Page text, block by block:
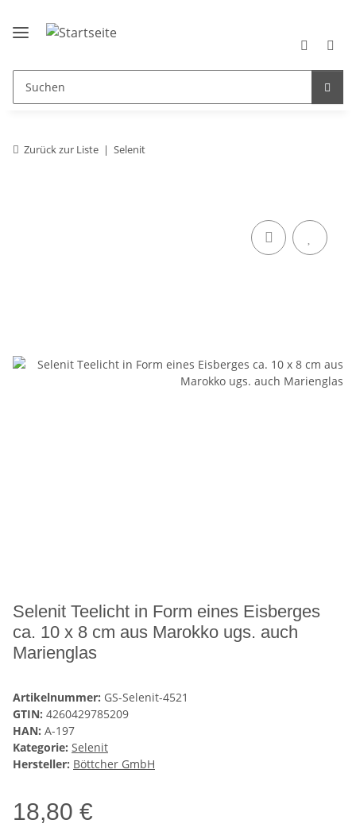
Zurück zur Liste Selenit
Selenit Teelicht in Form eines Eisberges
ca. 10 x 8 cm aus Marokko ugs. auch
Marienglas
Artikelnummer: GS-Selenit-4521
GTIN: 4260429785209
HAN: A-197
Kategorie: Selenit
Hersteller: Böttcher GmbH
18,80 €